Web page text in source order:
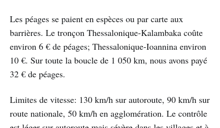
Les péages se paient en espèces ou par carte aux
barrières. Le tronçon Thessalonique-Kalambaka coûte
environ 6 € de péages; Thessalonique-Ioannina environ
10 €. Sur toute la boucle de 1 050 km, nous avons payé
32 € de péages.
Limites de vitesse: 130 km/h sur autoroute, 90 km/h sur
route nationale, 50 km/h en agglomération. Le contrôle